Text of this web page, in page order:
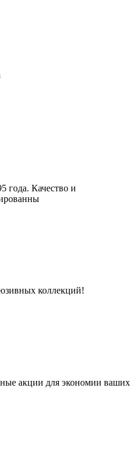
года. Качество и
коллекций!
акции для экономии ваших